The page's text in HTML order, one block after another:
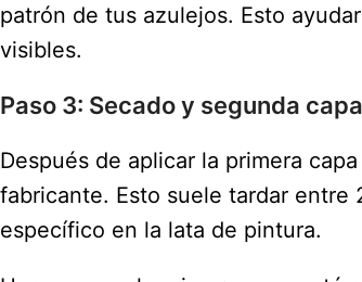
patrón de tus azulejos. Esto
visibles.
Paso 3: Secado y segunda capa
Después de aplicar la primera
fabricante. Esto suele tardar
específico en la lata de pintura.